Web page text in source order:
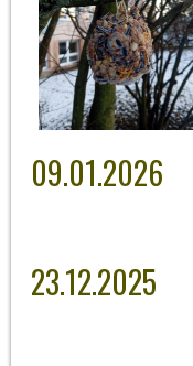
09.01.2026
23.12.2025